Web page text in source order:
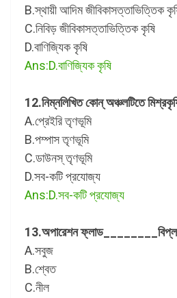
B.স্থায়ী আদিম জীবিকাসত্তাভিত্তিক
C.নিবিড় জীবিকাসত্তাভিত্তিক কৃষি
D.বাণিজ্যিক কৃষি
Ans:D.বাণিজ্যিক কৃষি
12.নিম্নলিখিত কোন্ অঞ্চলটিতে
A.প্রেইরি তৃণভূমি
B.পম্পাস তৃণভূমি
C.ডাউনস্ তৃণভূমি
D.সব-কটি প্রযোজ্য
Ans:D.সব-কটি প্রযোজ্য
13.অপারেশন
A.সবুজ
B.শ্বেত
C.নীল